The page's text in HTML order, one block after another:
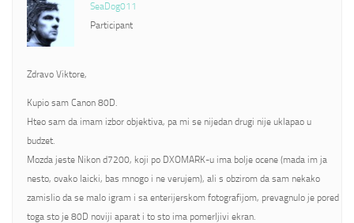
SeaDog011
Participant
Zdravo Viktore,
Kupio sam Canon 80D.
Hteo sam da imam izbor objektiva, pa mi se nijedan drugi nije uklapao u
budzet.
Mozda jeste Nikon d7200, koji po DXOMARK-u ima bolje ocene (mada im ja
nesto, ovako laicki, bas mnogo i ne verujem), ali s obzirom da sam nekako
zamislio da se malo igram i sa enterijerskom fotografijom, prevagnulo je pored
toga sto je 80D noviji aparat i to sto ima pomerljivi ekran.